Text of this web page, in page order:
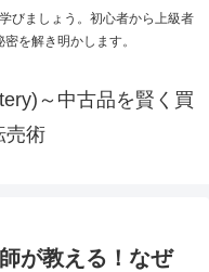
びましょう。初心者から上級者
を解き明かします。
～中古品を賢く買
売術
が教える！なぜ